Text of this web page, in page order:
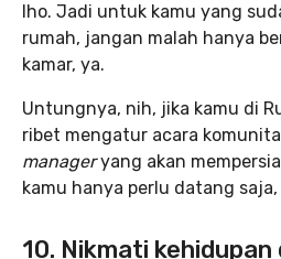
lho. Jadi untuk kamu yang
rumah, jangan malah hanya
kamar, ya.
Untungnya, nih, jika kamu di
ribet mengatur acara
manageryang akan
kamu hanya perlu datang saja,
10. Nikmati